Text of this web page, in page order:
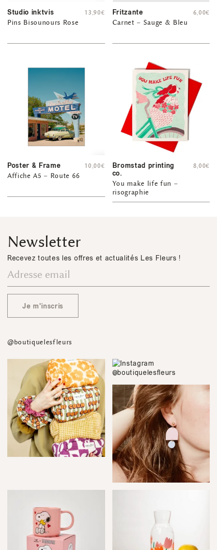
Studio inktvis
Pins Bisounours Rose
13,90€ Fritzante
Carnet – Sauge & Bleu
6,00€
Poster & Frame
Affiche A5 – Route 66
10,00€
Bromstad printing
co.
You make life fun –
risographie
8,00€
Newsletter
Recevez toutes les offres et actualités Les Fleurs !
Je m'inscris
@boutiquelesfleurs